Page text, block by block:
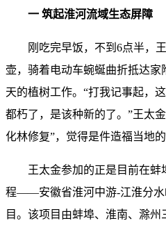
一 筑起淮河流域生态屏障
刚吃完早饭，不到6点半，
壶，骑着电动车蜿蜒曲折抵达
天的植树工作。“打我记事起，
都朽了，是该种新的了。”王太
化林修复”，觉得是件造福当地的
王太金参加的正是目前在
程——安徽省淮河中游-江淮分水
目。该项目由蚌埠、淮南、滁